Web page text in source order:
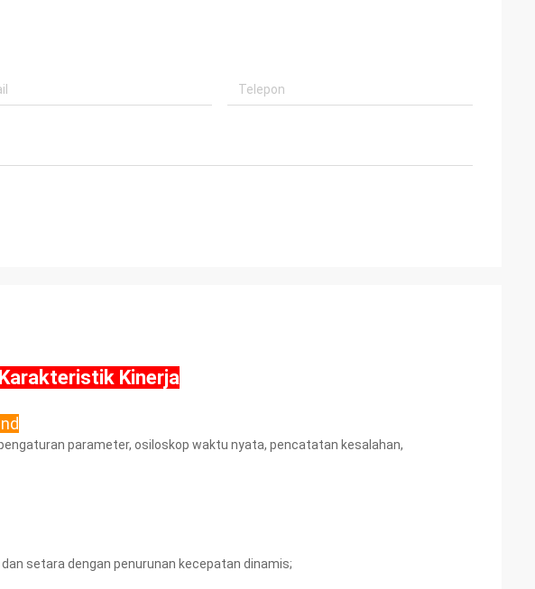
Karakteristik Kinerja
parameter, osiloskop waktu nyata, pencatatan kesalahan,
setara dengan penurunan kecepatan dinamis;